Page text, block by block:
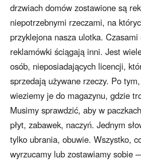
drzwiach domów zostawione są
niepotrzebnymi rzeczami, na
przyklejona nasza ulotka.
reklamówki ściągają inni. Jest
osób, nieposiadających licencji,
sprzedają używane rzeczy. Po
wieziemy je do magazynu, gdzie
Musimy sprawdzić, aby w
płyt, zabawek, naczyń. Jednym
tylko ubrania, obuwie. Wszystko,
wyrzucamy lub zostawiamy sobie